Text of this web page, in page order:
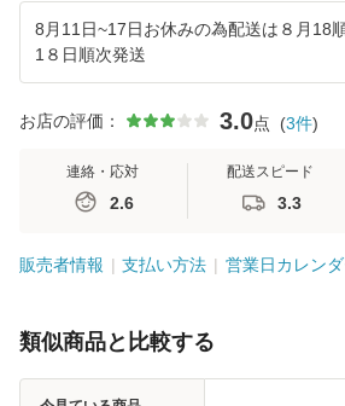
8月11日~17日お休みの為配送は８月18
1８日順次発送
お店の評価： 3.0点 (3件)
連絡・応対
2.6
配送スピード
3.3
販売者情報 支払い方法 営業日カレン
類似商品と比較する